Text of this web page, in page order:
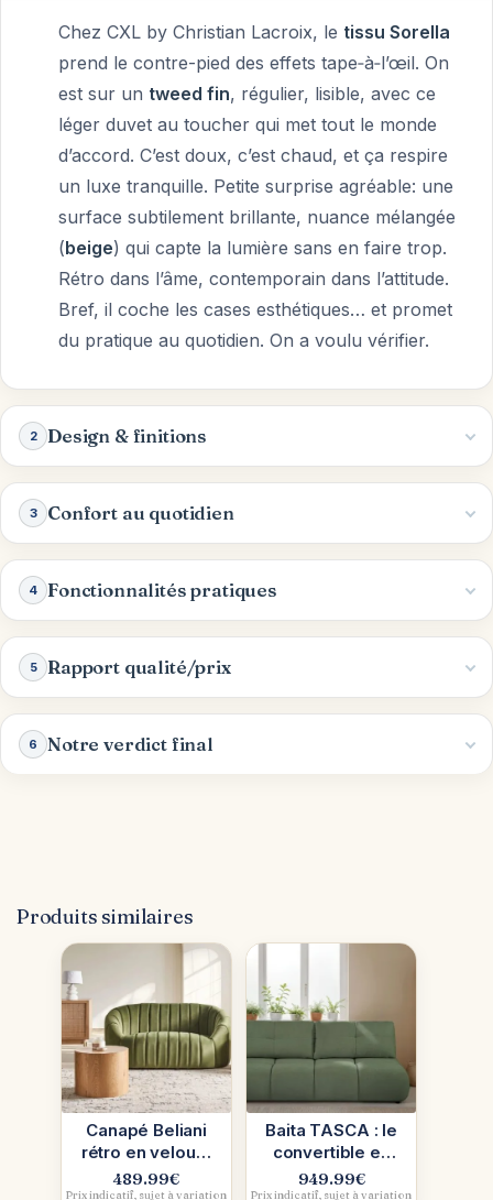
Chez CXL by Christian Lacroix, le tissu Sorella
prend le contre-pied des effets tape‑à‑l’œil. On
est sur un tweed fin, régulier, lisible, avec ce
léger duvet au toucher qui met tout le monde
d’accord. C’est doux, c’est chaud, et ça respire
un luxe tranquille. Petite surprise agréable: une
surface subtilement brillante, nuance mélangée
(beige) qui capte la lumière sans en faire trop.
Rétro dans l’âme, contemporain dans l’attitude.
Bref, il coche les cases esthétiques… et promet
du pratique au quotidien. On a voulu vérifier.
2 Design & finitions
3 Confort au quotidien
4 Fonctionnalités pratiques
5 Rapport qualité/prix
6 Notre verdict final
Produits similaires
Canapé Beliani
rétro en velours
vert : design &
confort
489.99€
Prix indicatif, sujet à variation
Baita TASCA : le
convertible en
bouclette qui
pense au
949.99€
Prix indicatif, sujet à variation